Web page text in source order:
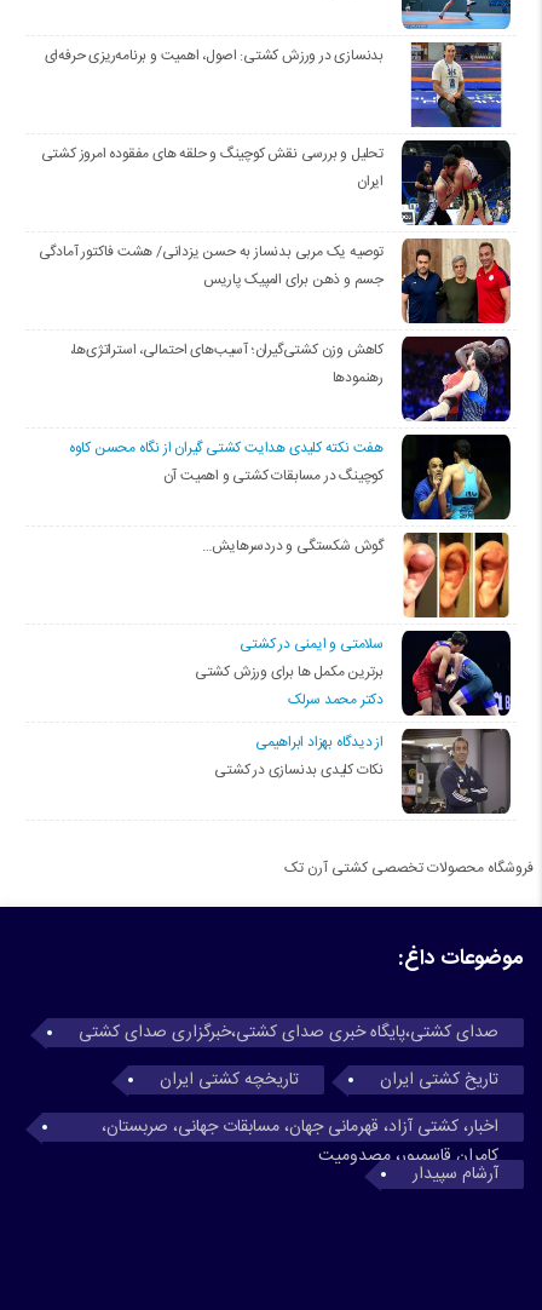
بدنسازی در ورزش کشتی: اصول، اهمیت و برنامه‌ریزی حرفه‌ای
تحلیل و بررسی نقش کوچینگ و حلقه های مفقوده امروز کشتی
ایران
توصیه یک مربی بدنساز به حسن یزدانی/ هشت فاکتور آمادگی
جسم و ذهن برای المپیک پاریس
کاهش وزن کشتی‌گیران؛ آسیب‌های احتمالی، استراتژی‌ها،
رهنمودها
هفت نکته کلیدی هدایت کشتی گیران از نگاه محسن کاوه
کوچینگ در مسابقات کشتی و اهمیت آن
گوش شکستگی و دردسرهایش…
سلامتی و ایمنی در کشتی
برترین مکمل ها برای ورزش کشتی
دکتر محمد سرلک
از دیدگاه بهزاد ابراهیمی
نکات کلیدی بدنسازی در کشتی
فروشگاه محصولات تخصصی کشتی آرن تک
موضوعات داغ:
صدای کشتی،پایگاه خبری صدای کشتی،خبرگزاری صدای کشتی
تاریخ کشتی ایران
تاریخچه کشتی ایران
اخبار، کشتی آزاد، قهرمانی جهان، مسابقات جهانی، صربستان،
کامران قاسمپور، مصدومیت
آرشام سپیدار